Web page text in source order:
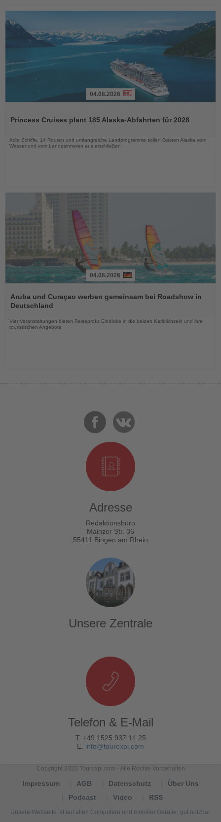
die
04.08.2026
Princess Cruises plant 185 Alaska-Abfahrten für 2028
Acht Schiffe, 14 Routen und umfangreiche Landprogramme sollen Gästen Alaska vom
Wasser und vom Landesinneren aus erschließen
Sie
die
04.08.2026
Aruba und Curaçao werben gemeinsam bei Roadshow in
Deutschland
Vier Veranstaltungen bieten Reiseprofis Einblicke in die beiden Karibikinseln und ihre
touristischen Angebote
Adresse
Redaktionsbüro
Mainzer Str. 36
55411 Bingen am Rhein
Unsere Zentrale
Telefon & E-Mail
T. +49 1525 937 14 25
E. info@tourexpi.com
Copyright 2020 Tourexpi.com - Alle Rechte Vorbehalten
Impressum AGB Datenschutz
Über Uns
Podcast
Video RSS
Unsere Webseite ist auf allen Computern und mobilen Geräten gut nutzbar.